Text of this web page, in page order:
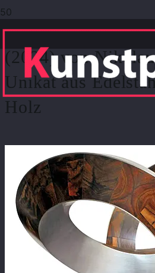
Abstrakte Skulptur
(2024) von
Unikat aus
Holz